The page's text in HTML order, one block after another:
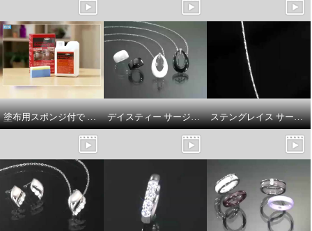
デルークス ステンレス オーバル
カットチェーン ロングネックレ
ス＆ ブレスレットセット
ゴールドカラー
デルークス ステンレス オーバル
カットチェーン ロングネックレ
ス＆ ブレスレットセット
塗布用スポンジ付で サッと塗り伸ばし 乾かすだけ簡単！ 輝きが戻るフロアワックス シャイントップＱ１０ ＜１リットル＞ デイスティー サージカルステンレス チェーン＆ＣＺ セラミックペンダント／セラミック 幅広リング ステングレイス サージカルステンレス スクエアスネーク ツイストチェーン ロングネックレス